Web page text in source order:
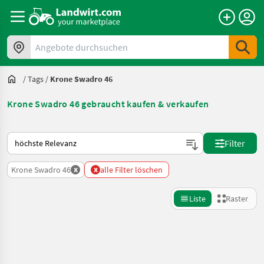
Angebote durchsuchen
/Tags / Krone Swadro 46
Krone Swadro 46 gebraucht kaufen & verkaufen
So wird auf Landwirt.com sortiert
Filter
Krone Swadro 46 x x alle Filter löschen
Liste Raster